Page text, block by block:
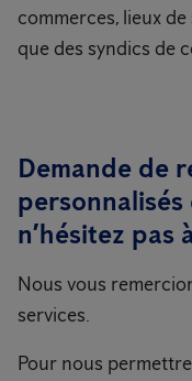
commerces, lieux
que des syndics de
Demande de
personnalisés
n’hésitez pas
Nous vous
services.
Pour nous